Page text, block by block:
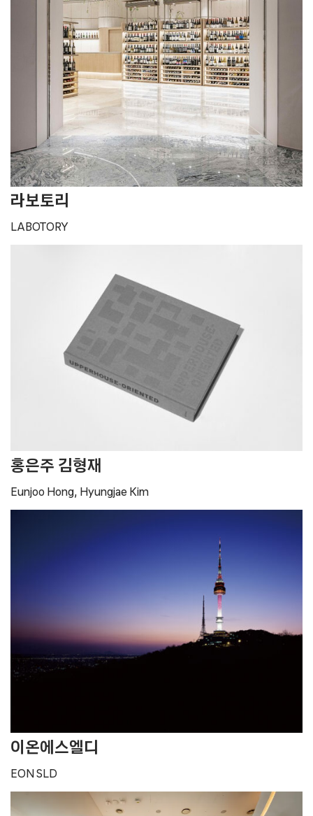
라보토리
LABOTORY
홍은주 김형재
Eunjoo Hong, Hyungjae Kim
이온에스엘디
EON SLD